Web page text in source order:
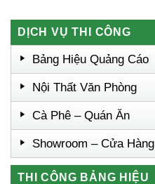
DỊCH VỤ THI CÔNG
Bảng Hiệu Quảng Cáo
Nội Thất Văn Phòng
Cà Phê – Quán Ăn
Showroom – Cửa Hàng
THI CÔNG BẢNG HIỆU